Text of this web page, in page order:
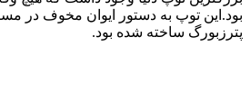
بود.این توپ به دستور ایوان مخوف در
پترزبورگ ساخته شده بود.